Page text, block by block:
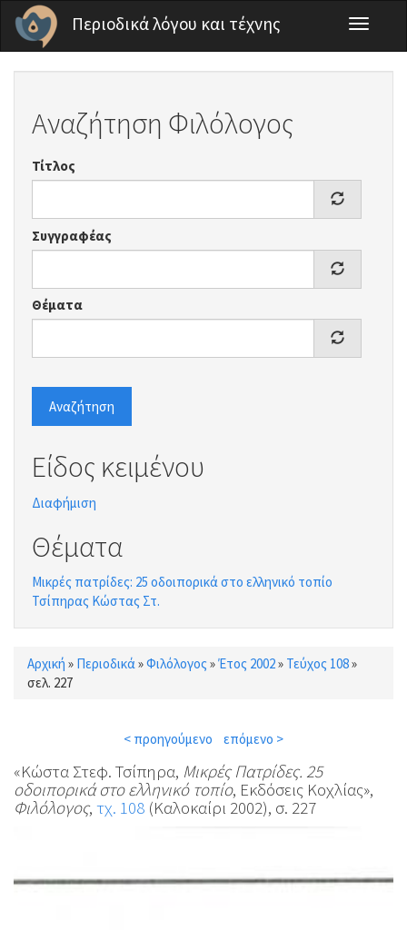
Παράκαμψη προς το κυρίως περιεχόμενο
Περιοδικά λόγου και τέχνης
Toggle
Αναζήτηση Φιλόλογος
Τίτλος
Συγγραφέας
Θέματα
Αναζήτηση
Είδος κειμένου
Διαφήμιση
Θέματα
Μικρές πατρίδες: 25 οδοιπορικά στο ελληνικό τοπίο
Τσίπηρας Κώστας Στ.
Είστε εδώ
Αρχική » Περιοδικά»Φιλόλογος »Έτος 2002» Τεύχος 108»
σελ. 227
< προηγούμενο επόμενο >
«Κώστα Στεφ. Τσίπηρα, Μικρές Πατρίδες. 25
οδοιπορικά στο ελληνικό τοπίο, Εκδόσεις Κοχλίας»,
Φιλόλογος, τχ. 108 (Καλοκαίρι 2002), σ. 227